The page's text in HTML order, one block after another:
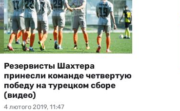
4 лютого 2019, 11:47
Резервисты Шахтера
принесли команде четвертую
победу на турецком сборе
(видео)